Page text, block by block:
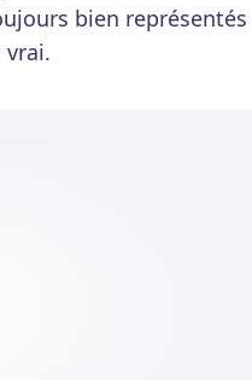
bien représentés
vrai.